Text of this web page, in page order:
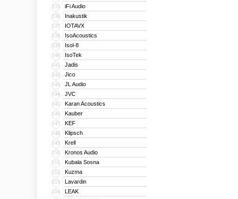
135 iFi Audio
136 Inakustik
137 IOTAVX
138 IsoAcoustics
139 Isol-8
140 IsoTek
141 Jadis
142 Jico
143 JL Audio
144 JVC
145 Karan Acoustics
146 Kauber
147 KEF
148 Klipsch
149 Krell
150 Kronos Audio
151 Kubala Sosna
152 Kuzma
153 Lavardin
154 LEAK